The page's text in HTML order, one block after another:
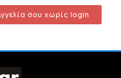
σου χωρίς login